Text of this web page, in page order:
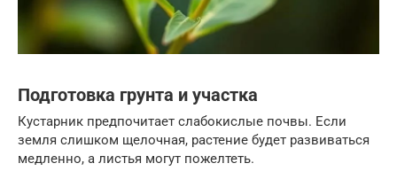
Подготовка грунта и участка
Кустарник предпочитает слабокислые почвы. Если
земля слишком щелочная, растение будет развиваться
медленно, а листья могут пожелтеть.